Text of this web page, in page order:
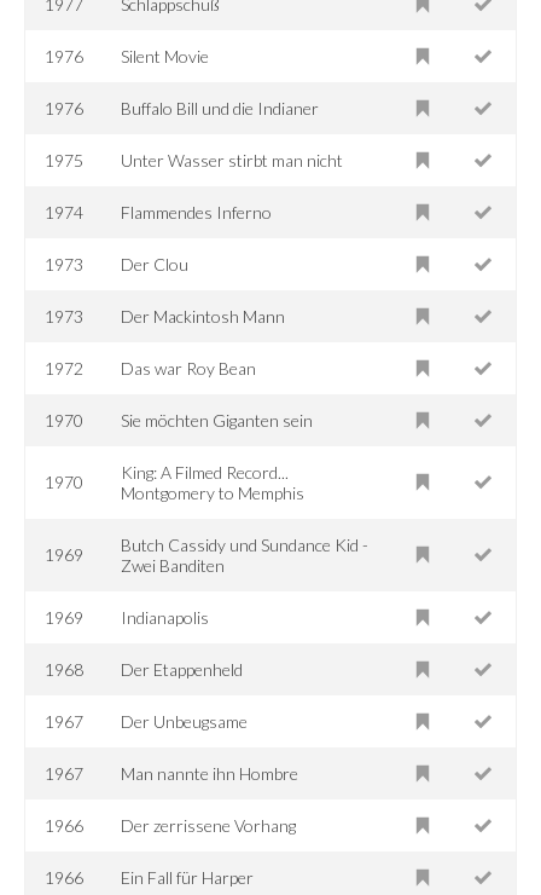
1976 Silent Movie
1976 Buffalo Bill und die Indianer
1975 Unter Wasser stirbt man nicht
1974 Flammendes Inferno
1973 Der Clou
1973 Der Mackintosh Mann
1972 Das war Roy Bean
1970 Sie möchten Giganten sein
1970
King: A Filmed Record...
Montgomery to Memphis
1969
Butch Cassidy und Sundance Kid -
Zwei Banditen
1969 Indianapolis
1968 Der Etappenheld
1967 Der Unbeugsame
1967 Man nannte ihn Hombre
1966 Der zerrissene Vorhang
1966 Ein Fall für Harper